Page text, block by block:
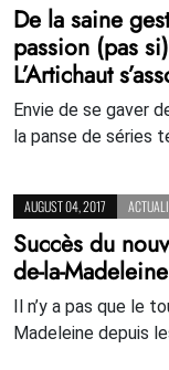
De la saine
passion (pas
L’Artichaut
Envie de se gaver
la panse de séries
AUGUST 04, 2017
Succès du
de-la-Madeleine
Il n’y a pas que le
Madeleine depuis